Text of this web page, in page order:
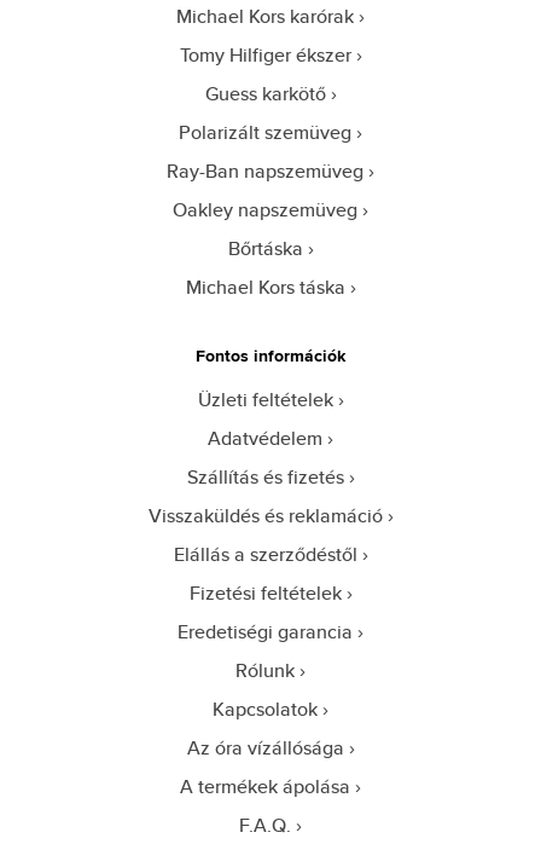
Michael Kors karórak
Tomy Hilfiger ékszer
Guess karkötő
Polarizált szemüveg
Ray-Ban napszemüveg
Oakley napszemüveg
Bőrtáska
Michael Kors táska
Fontos információk
Üzleti feltételek
Adatvédelem
Szállítás és fizetés
Visszaküldés és reklamáció
Elállás a szerződéstől
Fizetési feltételek
Eredetiségi garancia
Rólunk
Kapcsolatok
Az óra vízállósága
A termékek ápolása
F.A.Q.